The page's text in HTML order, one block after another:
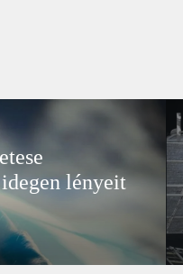
lényeit